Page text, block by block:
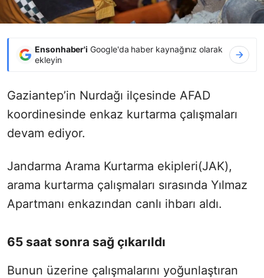
Ensonhaber'i Google'da haber kaynağınız olarak
ekleyin
Gaziantep’in Nurdağı ilçesinde AFAD
koordinesinde enkaz kurtarma çalışmaları
devam ediyor.
Jandarma Arama Kurtarma ekipleri(JAK),
arama kurtarma çalışmaları sırasında Yılmaz
Apartmanı enkazından canlı ihbarı aldı.
65 saat sonra sağ çıkarıldı
Bunun üzerine çalışmalarını yoğunlaştıran